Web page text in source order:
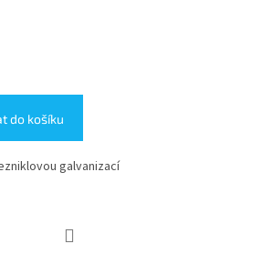
do košíku
galvanizací